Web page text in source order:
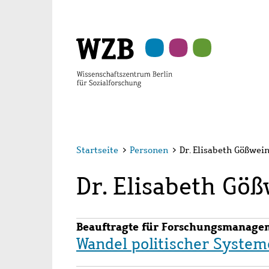
Startseite > Personen > Dr. Elisabeth Gößwein
Dr. Elisabeth
Beauftragte für
Wandel politischer